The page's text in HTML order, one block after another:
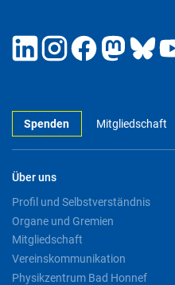
Spenden Mitgliedschaft
Über uns
Profil und Selbstverständnis
Organe und Gremien
Mitgliedschaft
Vereinskommunikation
Physikzentrum Bad Honnef